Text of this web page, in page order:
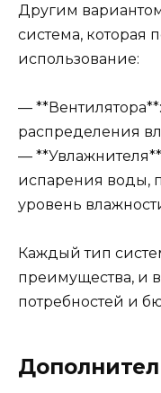
Другим
система, которая
использование:
—
распределения
—
испарения воды,
уровень
Каждый тип
преимущества, и
потребностей и